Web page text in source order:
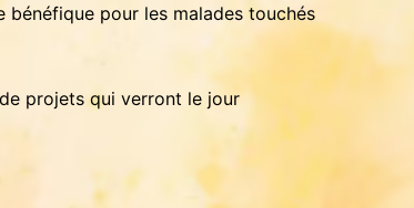
bénéfique pour les malades touchés
projets qui verront le jour